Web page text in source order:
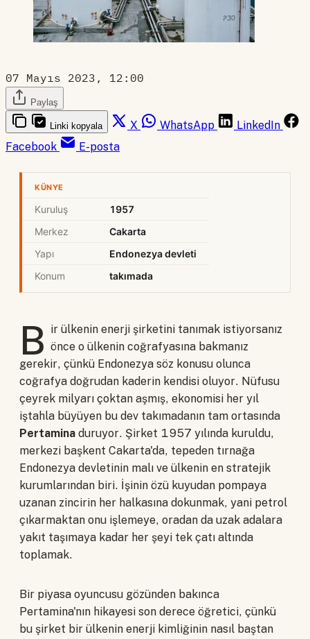
07 Mayıs 2023, 12:00
Paylaş
Linki kopyala X WhatsApp
LinkedIn
Facebook
E-posta
KÜNYE
Kuruluş
1957
Merkez
Cakarta
Yapı
Endonezya devleti
Konum
takımada
B ir ülkenin enerji şirketini tanımak istiyorsanız
önce o ülkenin coğrafyasına bakmanız
gerekir, çünkü Endonezya söz konusu olunca
coğrafya doğrudan kaderin kendisi oluyor. Nüfusu
çeyrek milyarı çoktan aşmış, ekonomisi her yıl
iştahla büyüyen bu dev takımadanın tam ortasında
Pertamina duruyor. Şirket 1957 yılında kuruldu,
merkezi başkent Cakarta'da, tepeden tırnağa
Endonezya devletinin malı ve ülkenin en stratejik
kurumlarından biri. İşinin özü kuyudan pompaya
uzanan zincirin her halkasına dokunmak, yani petrol
çıkarmaktan onu işlemeye, oradan da uzak adalara
yakıt taşımaya kadar her şeyi tek çatı altında
toplamak.
Bir piyasa oyuncusu gözünden bakınca
Pertamina'nın hikayesi son derece öğretici, çünkü
bu şirket bir ülkenin enerji kimliğinin nasıl baştan